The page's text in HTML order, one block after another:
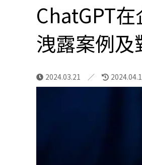
ChatGPT
洩露案例及
2024.03.21